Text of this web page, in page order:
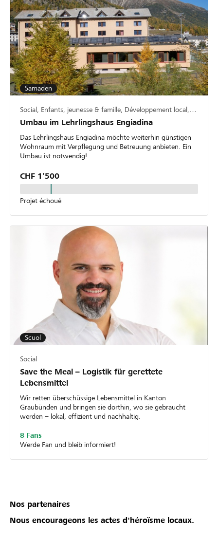
Samaden
Social, Enfants, jeunesse & famille, Développement local, régional
Umbau im Lehrlingshaus Engiadina
Das Lehrlingshaus Engiadina möchte weiterhin günstigen
Wohnraum mit Verpflegung und Betreuung anbieten. Ein
Umbau ist notwendig!
CHF 1’500
Projet échoué
Scuol
Social
Save the Meal – Logistik für gerettete
Lebensmittel
Wir retten überschüssige Lebensmittel in Kanton
Graubünden und bringen sie dorthin, wo sie gebraucht
werden – lokal, effizient und nachhaltig.
8 Fans
Werde Fan und bleib informiert!
Nos partenaires
Nous encourageons les actes d'héroïsme locaux.